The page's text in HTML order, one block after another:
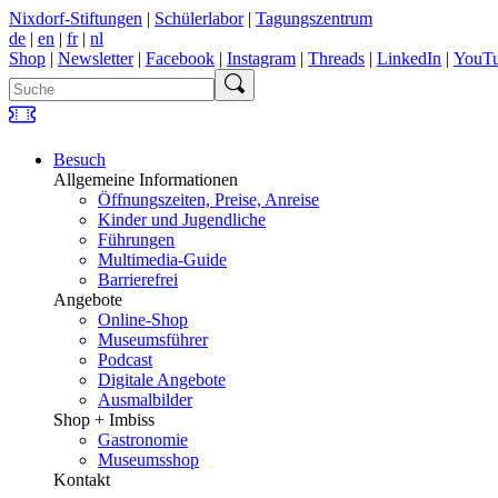
Nixdorf-Stiftungen | Schülerlabor| Tagungszentrum
de | en | fr| nl
Shop | Newsletter| Facebook | Instagram | Threads | LinkedIn |
Besuch
Allgemeine Informationen
Öffnungszeiten, Preise, Anreise
Kinder und Jugendliche
Führungen
Multimedia-Guide
Barrierefrei
Angebote
Online-Shop
Museumsführer
Podcast
Digitale Angebote
Ausmalbilder
Shop + Imbiss
Gastronomie
Museumsshop
Kontakt